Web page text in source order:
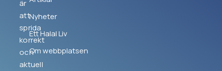
är
att
sprida
korrekt
och
aktuell
Nyheter
Ett Halal Liv
Om webbplatsen